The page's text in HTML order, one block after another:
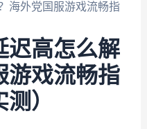
海外党国服游戏流畅指
迟高怎么解
游戏流畅指
）